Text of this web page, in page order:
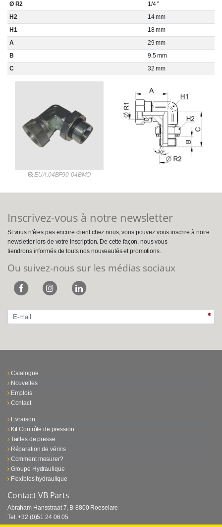
Ø R2
1/4 "
H2
14 mm
H1
18 mm
A
29 mm
B
9.5 mm
C
32 mm
EUA.04BF90-04BMO
Inscrivez-vous à notre newsletter
Si vous n'êtes pas encore client chez nous, vous pouvez vous inscrire à notre
newsletter lors de votre inscription. De cette façon, nous vous
tiendrons informés de touts nos nouveautés et promotions.
Ou suivez-nous sur les médias sociaux
Catalogue
Nouvelles
Emplois
Contact
Livraison
Kit Contrôle de pression
Tailles de presse
Réparation de vérins
Comment mesurer?
Groupe Hydraulique
Flexibles hydraulique
Contact VB Parts
Abraham Hansstraat 7, B-8800 Roeselare
Tel. +32 (0)51 24 06 05